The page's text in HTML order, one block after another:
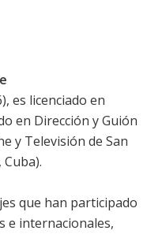
es licenciado en
en Dirección y Guión
y Televisión de San
que han participado
e internacionales,